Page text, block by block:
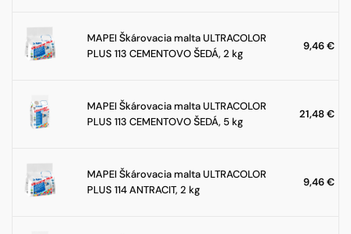
MAPEI Škárovacia malta ULTRACOLOR
PLUS 113 CEMENTOVO ŠEDÁ, 2 kg
9,46€
MAPEI Škárovacia malta ULTRACOLOR
PLUS 113 CEMENTOVO ŠEDÁ, 5 kg
21,48€
MAPEI Škárovacia malta ULTRACOLOR
PLUS 114 ANTRACIT, 2 kg
9,46€